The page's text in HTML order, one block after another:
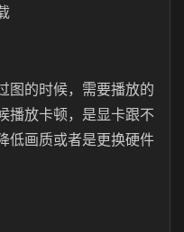
图的时候，需要播放的
播放卡顿，是显卡跟不
低画质或者是更换硬件